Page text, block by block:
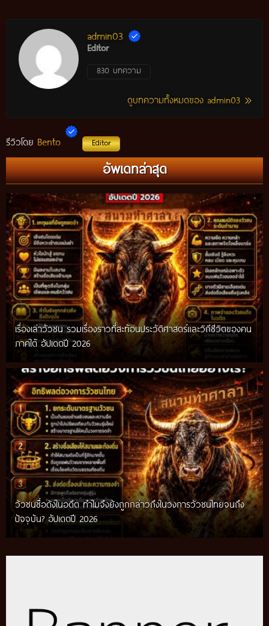
admin03
Editor
830 บทความ
ดูบทความทั้งหมดของ admin03
รีวิวโดย Bento Editor
อัพเดทล่าสุด
เรื่องเล่าวัวชน รวมเรื่องราวที่สะท้อนประวัติศาสตร์และวิถีชีวิตของคน
ภาคใต้ อัปเดตปี 2026
วัวชนชื่อดังในอดีต ทำไมจึงยังถูกกล่าวถึงในวงการวัวชนไทยจนถึง
ปัจจุบัน? อัปเดตปี 2026
กติกาวัวชนสมัยก่อน วิถีการแข่งขันดั้งเดิมที่สืบทอดผ่านภูมิปัญญา
ท้องถิ่น อัปเดตปี 2026